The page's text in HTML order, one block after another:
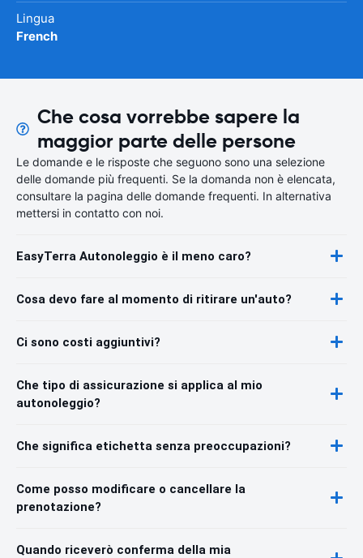
Lingua
French
Che cosa vorrebbe sapere la
maggior parte delle persone
Le domande e le risposte che seguono sono una selezione
delle domande più frequenti. Se la domanda non è elencata,
consultare la pagina delle domande frequenti. In alternativa
mettersi in contatto con noi.
EasyTerra Autonoleggio è il meno caro?
Cosa devo fare al momento di ritirare un'auto?
Ci sono costi aggiuntivi?
Che tipo di assicurazione si applica al mio
autonoleggio?
Che significa etichetta senza preoccupazioni?
Come posso modificare o cancellare la
prenotazione?
Quando riceverò conferma della mia